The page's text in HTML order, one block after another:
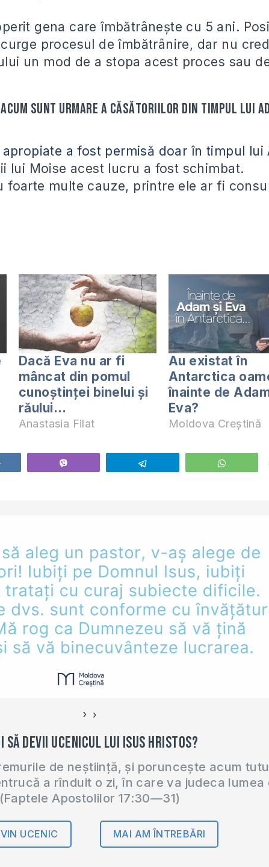
gena care îmbătrânește cu 5 ani.
procesul de îmbătrânire, dar nu
un mod de a stopa acest proces sau
sunt urmare a căsătoriilor din timpul lui
a fost permisă doar în timpul lui
lui Moise acest lucru a fost schimbat.
foarte multe cauze, printre ele ar fi
Dacă Eva nu ar fi
mâncat din pomul
cunoștinței binelui și
răului…
Anastasia Filat
Au existat în
Antarctica
înainte de
Eva?
Moldova Creștină
‹ ›
să devii ucenicul lui Isus Hristos?
de neștiință, și poruncește acum
a rînduit o zi, în care va judeca
(Faptele Apostolilor 17:30—31)
UCENIC MAI AM ÎNTREBĂRI